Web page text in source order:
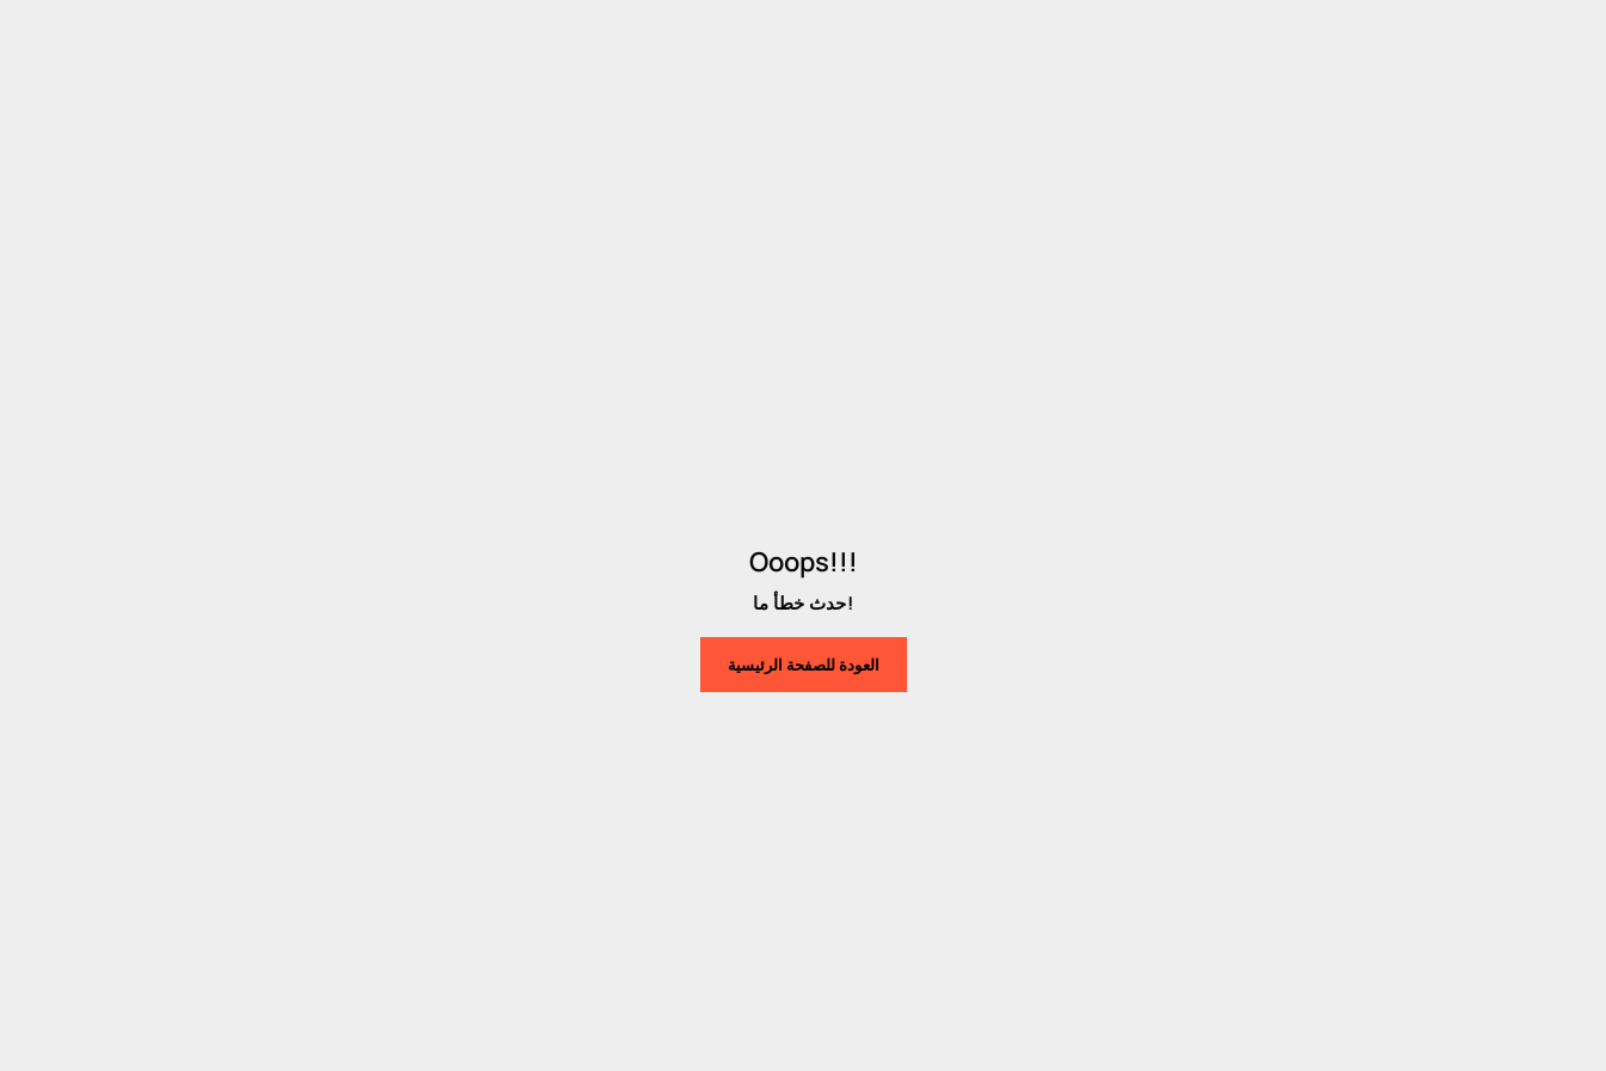
Ooops!!!
حدث خطأ ما!
العودة للصفحة الرئيسية